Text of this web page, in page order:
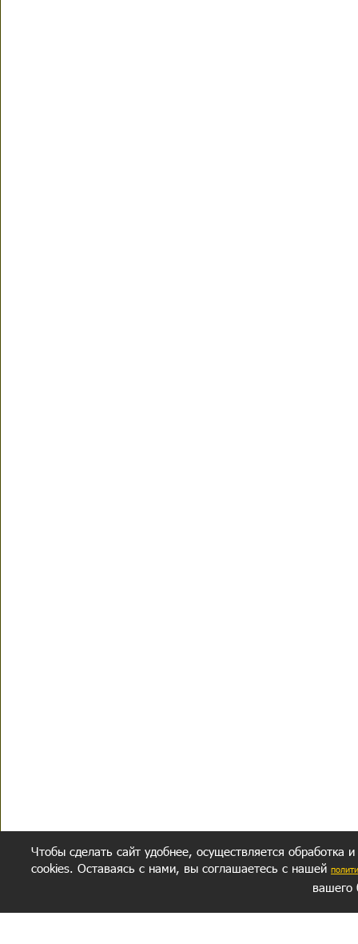
Чтобы сделать сайт удобнее, осуществляется обработка
cookies. Оставаясь с нами, вы соглашаетесь с нашей
вашего